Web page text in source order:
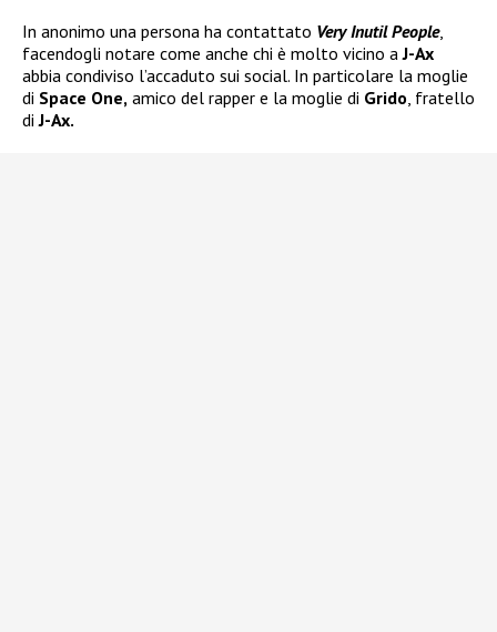
In anonimo una persona ha contattato Very Inutil People,
facendogli notare come anche chi è molto vicino aJ-Ax
abbia condiviso l’accaduto sui social. In particolare la moglie
di Space One, amico del rapper e la moglie di Grido, fratello
diJ-Ax.